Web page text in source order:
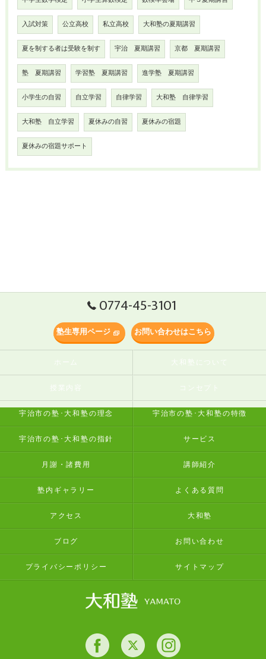
入試対策 公立高校 私立高校 大和塾の夏期講習
夏を制する者は受験を制す 宇治 夏期講習 京都 夏期講習
塾 夏期講習 学習塾 夏期講習 進学塾 夏期講習
小学生の自習 自立学習 自律学習 大和塾 自律学習
大和塾 自立学習 夏休みの自習 夏休みの宿題
夏休みの宿題サポート
0774-45-3101
塾生専用ページ お問い合わせはこちら
ホーム 大和塾について
授業内容 コンセプト
宇治市の塾･大和塾の理念 宇治市の塾･大和塾の特徴
宇治市の塾･大和塾の指針 サービス
月謝・諸費用 講師紹介
塾内ギャラリー よくある質問
アクセス 大和塾
ブログ お問い合わせ
プライバシーポリシー サイトマップ